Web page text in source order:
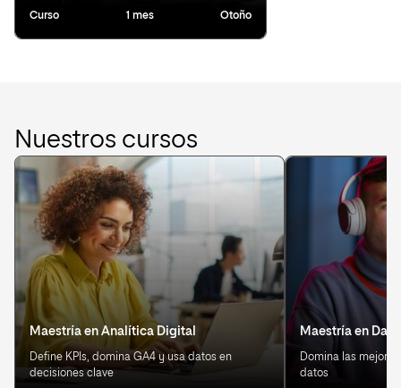
Curso 1 mes Otoño
Nuestros cursos
Maestría en Analítica Digital
Define KPIs, domina GA4 y usa datos en
decisiones clave
Maestría en
Domina las
datos